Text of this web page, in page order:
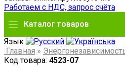
Работаем с НДС, запрос счёта
Каталог товаров
Язык
Главная »
Код товара: 4523-07